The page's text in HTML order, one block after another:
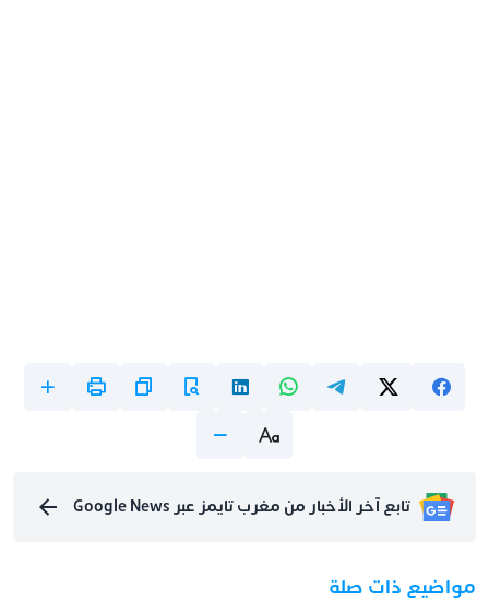
تابع آخر الأخبار من مغرب تايمز عبر Google News
مواضيع ذات صلة